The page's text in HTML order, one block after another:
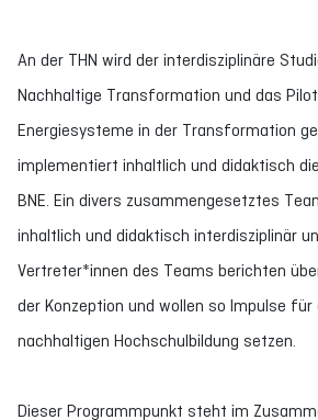
An der THN wird der interdisziplinäre
Nachhaltige Transformation und das
Energiesysteme in der Transformation
implementiert inhaltlich und didaktisch
BNE. Ein divers zusammengesetztes
inhaltlich und didaktisch interdisziplinär
Vertreter*innen des Teams berichten
der Konzeption und wollen so Impulse
nachhaltigen Hochschulbildung setzen.
Dieser Programmpunkt steht im